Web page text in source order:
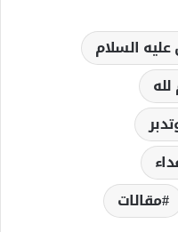
السلام
مقالات